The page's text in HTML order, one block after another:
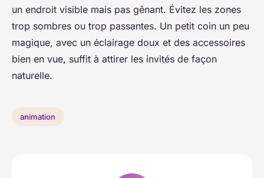
un endroit visible mais pas gênant. Évitez les zones
trop sombres ou trop passantes. Un petit coin un peu
magique, avec un éclairage doux et des accessoires
bien en vue, suffit à attirer les invités de façon
naturelle.
animation